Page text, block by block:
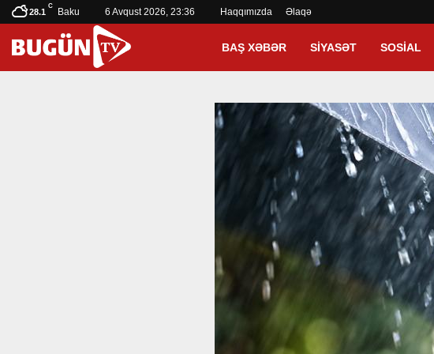
28.1
C
Baku 6 Avqust 2026, 23:36 Haqqımızda Əlaqə
BAŞ XƏBƏR SIYASƏT SOSIAL